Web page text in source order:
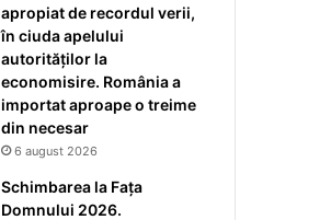
apropiat de recordul verii,
în ciuda apelului
autorităților la
economisire. România a
importat aproape o treime
din necesar
6 august 2026
Schimbarea la Fața
Domnului 2026.